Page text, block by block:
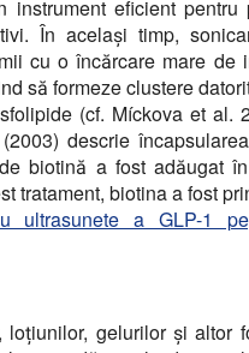
eficient pentru
În același timp,
cu o încărcare mare de
să formeze clustere
(cf. Míckova et al.
descrie
biotină a fost adăugat
tratament, biotina a fost
ultrasunete a GLP-1
gelurilor și altor